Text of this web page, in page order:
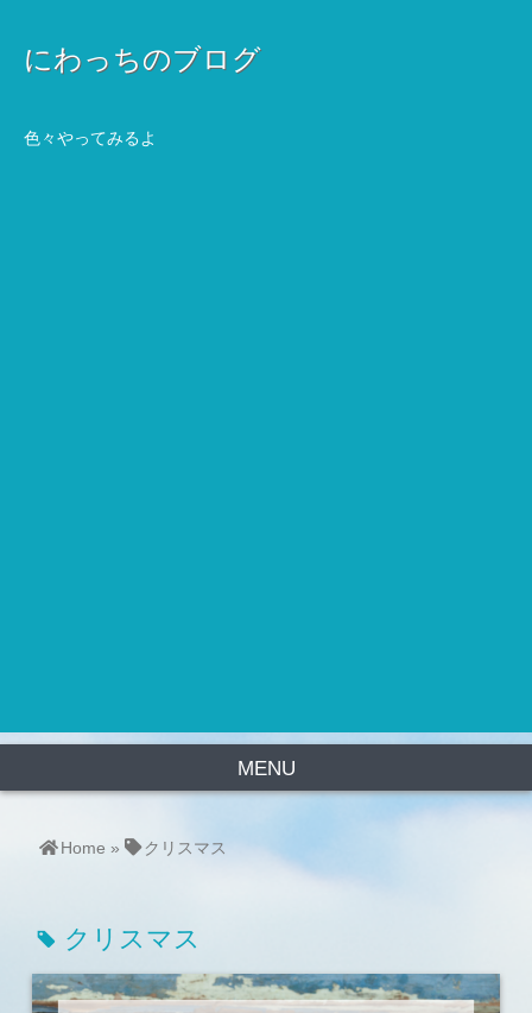
にわっちのブログ
色々やってみるよ
MENU
Home » クリスマス
tag クリスマス